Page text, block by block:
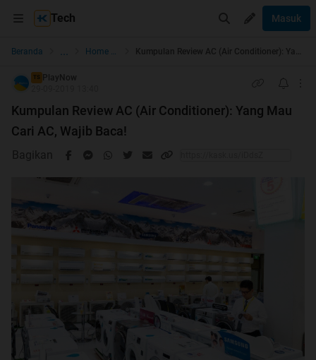
Tech Masuk
Beranda ... Home Appliance
TS
PlayNow
Kumpulan Review AC (Air Conditioner): Yang Mau
Cari AC, Wajib Baca!
Bagikan